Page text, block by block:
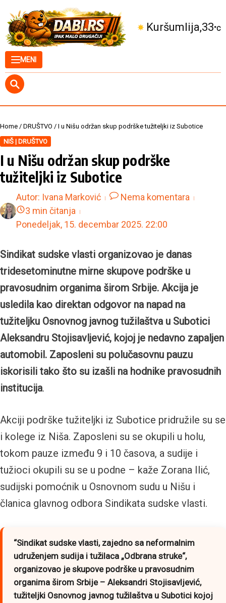
MENI
Kuršumlija 33°C
Home / DRUŠTVO / I u Nišu održan skup podrške tužiteljki iz Subotice
NIŠ | DRUŠTVO
I u Nišu održan skup podrške
tužiteljki iz Subotice
Autor: Ivana Marković
Nema komentara
3 min čitanja
Ponedeljak, 15. decembar 2025. 22:00
Sindikat sudske vlasti organizovao je danas
tridesetominutne mirne skupove podrške u
pravosudnim organima širom Srbije. Akcija je
usledila kao direktan odgovor na napad na
tužiteljku Osnovnog javnog tužilaštva u Subotici
Aleksandru Stojisavljević, kojoj je nedavno zapaljen
automobil. Zaposleni su polučasovnu pauzu
iskorisili tako što su izašli na hodnike pravosudnih
institucija.
Akciji podrške tužiteljki iz Subotice pridružile su se
i kolege iz Niša. Zaposleni su se okupili u holu,
tokom pauze između 9 i 10 časova, a sudije i
tužioci okupili su se u podne – kaže Zorana Ilić,
sudijski pomoćnik u Osnovnom sudu u Nišu i
članica glavnog odbora Sindikata sudske vlasti.
“Sindikat sudske vlasti, zajedno sa neformalnim
udruženjem sudija i tužilaca „Odbrana struke“,
organizovao je skupove podrške u pravosudnim
organima širom Srbije – Aleksandri Stojisavljević,
tužiteljki Osnovnog javnog tužilaštva u Subotici kojoj